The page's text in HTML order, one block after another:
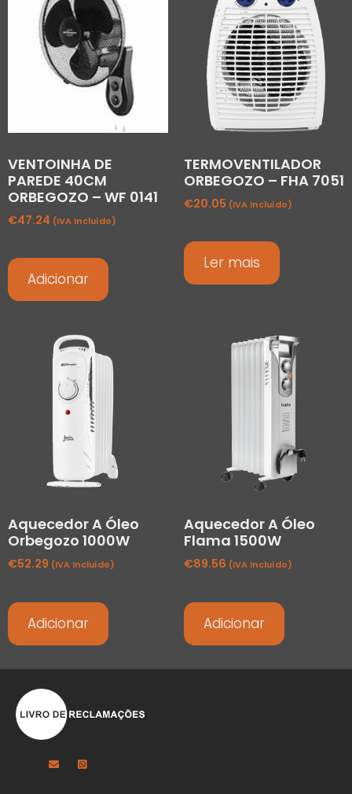
VENTOINHA DE
PAREDE 40CM
ORBEGOZO – WF 0141
€47.24 (IVA Incluído)
Adicionar
TERMOVENTILADOR
ORBEGOZO – FHA 7051
€20.05 (IVA Incluído)
Ler mais
Aquecedor A Óleo
Orbegozo 1000W
€52.29 (IVA Incluído)
Adicionar
Aquecedor A Óleo
Flama 1500W
€89.56 (IVA Incluído)
Adicionar